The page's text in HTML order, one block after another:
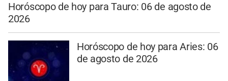
Horóscopo de hoy para Tauro: 06 de agosto de
2026
Horóscopo de hoy para Aries: 06
de agosto de 2026